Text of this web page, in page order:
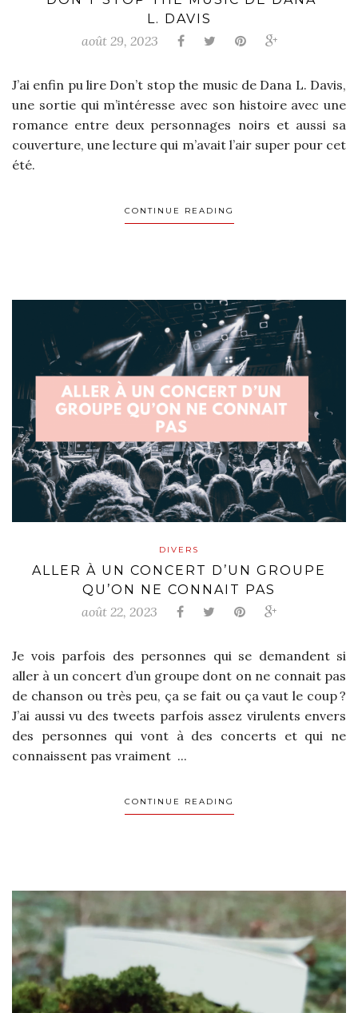
L. DAVIS
août 29, 2023
J’ai enfin pu lire Don’t stop the music de Dana L. Davis,
une sortie qui m’intéresse avec son histoire avec une
romance entre deux personnages noirs et aussi sa
couverture, une lecture qui m’avait l’air super pour cet
été.
CONTINUE READING
DIVERS
ALLER À UN CONCERT D’UN GROUPE
QU’ON NE CONNAIT PAS
août 22, 2023
Je vois parfois des personnes qui se demandent si
aller à un concert d’un groupe dont on ne connait pas
de chanson ou très peu, ça se fait ou ça vaut le coup ?
J’ai aussi vu des tweets parfois assez virulents envers
des personnes qui vont à des concerts et qui ne
connaissent pas vraiment ...
CONTINUE READING